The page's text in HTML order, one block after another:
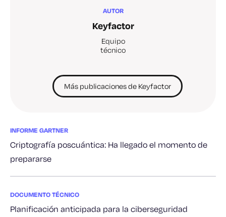
AUTOR
Keyfactor
Equipo
técnico
Más publicaciones de Keyfactor
INFORME GARTNER
Criptografía poscuántica: Ha llegado el momento de
prepararse
DOCUMENTO TÉCNICO
Planificación anticipada para la ciberseguridad